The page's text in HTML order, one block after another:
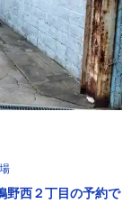
野西２丁目の予約で